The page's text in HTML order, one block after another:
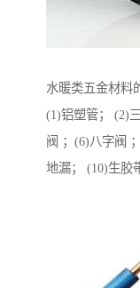
水暖类五金材料
(1)铝塑管； (2)
阀 ；(6)八字阀
地漏； (10)生胶